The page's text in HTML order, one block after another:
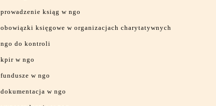
prowadzenie ksiąg w ngo
obowiązki księgowe w organizacjach charytatywnych
ngo do kontroli
kpir w ngo
fundusze w ngo
dokumentacja w ngo